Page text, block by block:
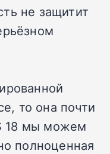
не защитит
то она почти
18 мы можем
полноценная